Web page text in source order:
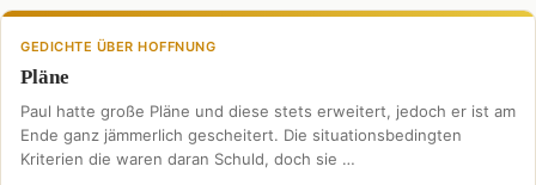
GEDICHTE ÜBER HOFFNUNG
Pläne
Paul hatte große Pläne und diese stets erweitert, jedoch er ist am
Ende ganz jämmerlich gescheitert. Die situationsbedingten
Kriterien die waren daran Schuld, doch sie …